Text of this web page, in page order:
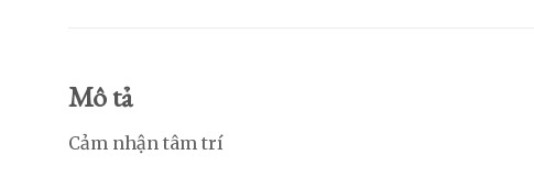
Mô tả
Cảm nhận tâm trí